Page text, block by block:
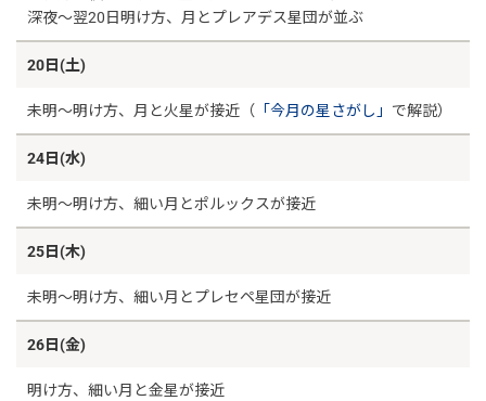
深夜～翌20日明け方、月とプレアデス星団が並ぶ
20日(土)
未明～明け方、月と火星が接近（ 「今月の星さがし」 で解説）
24日(水)
未明～明け方、細い月とポルックスが接近
25日(木)
未明～明け方、細い月とプレセペ星団が接近
26日(金)
明け方、細い月と金星が接近